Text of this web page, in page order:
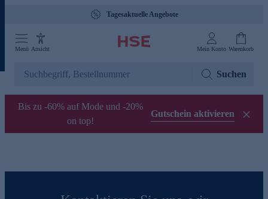
Tagesaktuelle Angebote
Menü Ansicht Mein Konto Warenkorb
Suchen
Bis zu -60% auf Mode und -20%
on top!
Gutschein aktivieren